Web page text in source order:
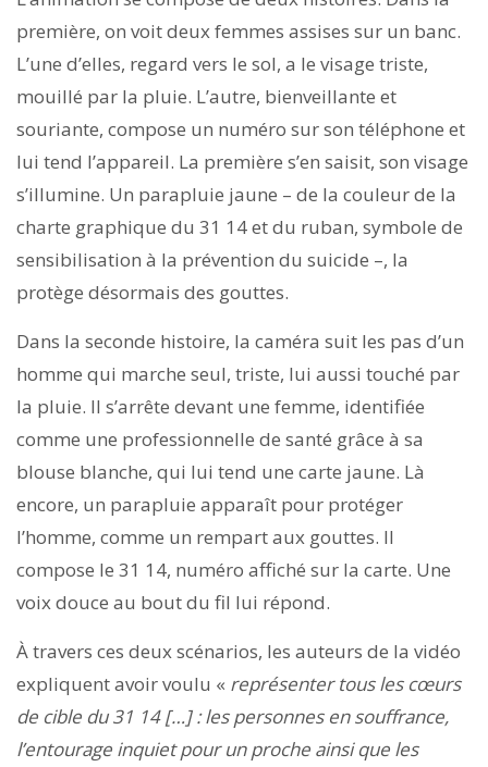
première, on voit deux femmes assises sur un banc.
L’une d’elles, regard vers le sol, a le visage triste,
mouillé par la pluie. L’autre, bienveillante et
souriante, compose un numéro sur son téléphone et
lui tend l’appareil. La première s’en saisit, son visage
s’illumine. Un parapluie jaune – de la couleur de la
charte graphique du 31 14 et du ruban, symbole de
sensibilisation à la prévention du suicide –, la
protège désormais des gouttes.
Dans la seconde histoire, la caméra suit les pas d’un
homme qui marche seul, triste, lui aussi touché par
la pluie. Il s’arrête devant une femme, identifiée
comme une professionnelle de santé grâce à sa
blouse blanche, qui lui tend une carte jaune. Là
encore, un parapluie apparaît pour protéger
l’homme, comme un rempart aux gouttes. Il
compose le 31 14, numéro affiché sur la carte. Une
voix douce au bout du fil lui répond.
À travers ces deux scénarios, les auteurs de la vidéo
expliquent avoir voulu « représenter tous les cœurs
de cible du 31 14 […] : les personnes en souffrance,
l’entourage inquiet pour un proche ainsi que les